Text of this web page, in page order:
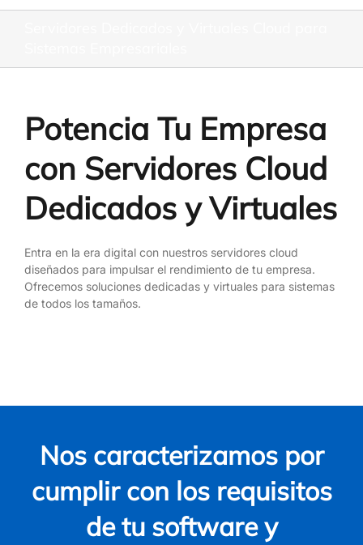
Potencia Tu Empresa
con Servidores Cloud
Dedicados y Virtuales
Entra en la era digital con nuestros servidores cloud
diseñados para impulsar el rendimiento de tu empresa.
Ofrecemos soluciones dedicadas y virtuales para sistemas
de todos los tamaños.
Nos caracterizamos por
cumplir con los requisitos
de tu software y